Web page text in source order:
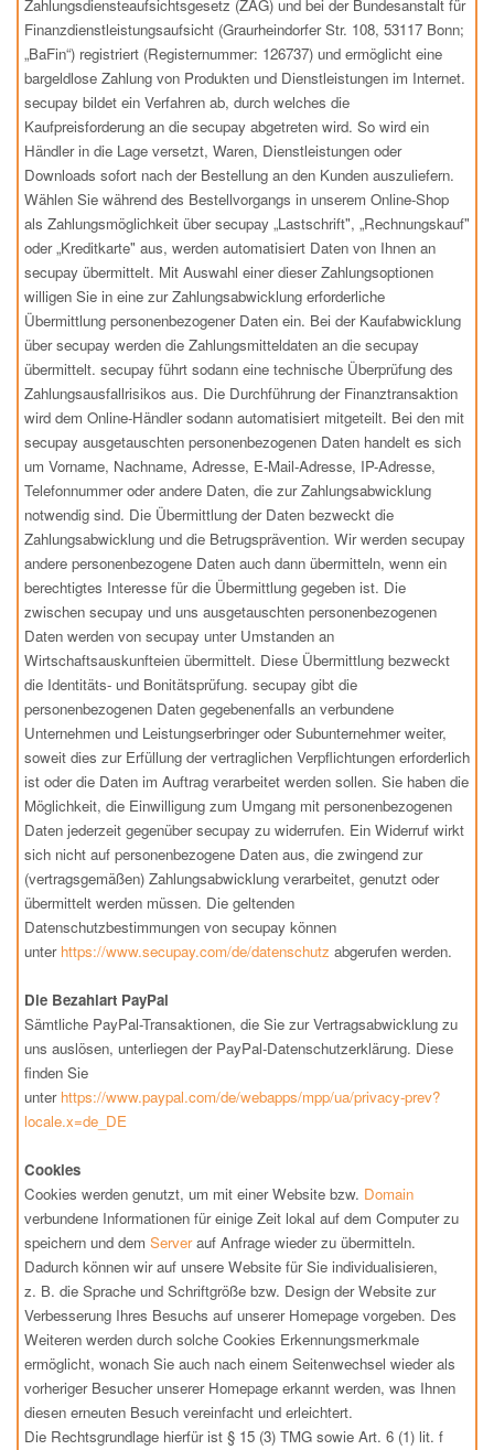
Zahlungsdiensteaufsichtsgesetz (ZAG) und bei der Bundesanstalt für
Finanzdienstleistungsaufsicht (Graurheindorfer Str. 108, 53117 Bonn;
„BaFin“) registriert (Registernummer: 126737) und ermöglicht eine
bargeldlose Zahlung von Produkten und Dienstleistungen im Internet.
secupay bildet ein Verfahren ab, durch welches die
Kaufpreisforderung an die secupay abgetreten wird. So wird ein
Händler in die Lage versetzt, Waren, Dienstleistungen oder
Downloads sofort nach der Bestellung an den Kunden auszuliefern.
Wählen Sie während des Bestellvorgangs in unserem Online-Shop
als Zahlungsmöglichkeit über secupay „Lastschrift", „Rechnungskauf"
oder „Kreditkarte" aus, werden automatisiert Daten von Ihnen an
secupay übermittelt. Mit Auswahl einer dieser Zahlungsoptionen
willigen Sie in eine zur Zahlungsabwicklung erforderliche
Übermittlung personenbezogener Daten ein. Bei der Kaufabwicklung
über secupay werden die Zahlungsmitteldaten an die secupay
übermittelt. secupay führt sodann eine technische Überprüfung des
Zahlungsausfallrisikos aus. Die Durchführung der Finanztransaktion
wird dem Online-Händler sodann automatisiert mitgeteilt. Bei den mit
secupay ausgetauschten personenbezogenen Daten handelt es sich
um Vorname, Nachname, Adresse, E-Mail-Adresse, IP-Adresse,
Telefonnummer oder andere Daten, die zur Zahlungsabwicklung
notwendig sind. Die Übermittlung der Daten bezweckt die
Zahlungsabwicklung und die Betrugsprävention. Wir werden secupay
andere personenbezogene Daten auch dann übermitteln, wenn ein
berechtigtes Interesse für die Übermittlung gegeben ist. Die
zwischen secupay und uns ausgetauschten personenbezogenen
Daten werden von secupay unter Umstanden an
Wirtschaftsauskunfteien übermittelt. Diese Übermittlung bezweckt
die Identitäts- und Bonitätsprüfung. secupay gibt die
personenbezogenen Daten gegebenenfalls an verbundene
Unternehmen und Leistungserbringer oder Subunternehmer weiter,
soweit dies zur Erfüllung der vertraglichen Verpflichtungen erforderlich
ist oder die Daten im Auftrag verarbeitet werden sollen. Sie haben die
Möglichkeit, die Einwilligung zum Umgang mit personenbezogenen
Daten jederzeit gegenüber secupay zu widerrufen. Ein Widerruf wirkt
sich nicht auf personenbezogene Daten aus, die zwingend zur
(vertragsgemäßen) Zahlungsabwicklung verarbeitet, genutzt oder
übermittelt werden müssen. Die geltenden
Datenschutzbestimmungen von secupay können
unter https://www.secupay.com/de/datenschutz abgerufen werden.
Die Bezahlart PayPal
Sämtliche PayPal-Transaktionen, die Sie zur Vertragsabwicklung zu
uns auslösen, unterliegen der PayPal-Datenschutzerklärung. Diese
finden Sie
unter https://www.paypal.com/de/webapps/mpp/ua/privacy-prev?
locale.x=de_DE
Cookies
Cookies werden genutzt, um mit einer Website bzw. Domain
verbundene Informationen für einige Zeit lokal auf dem Computer zu
speichern und dem Serverauf Anfrage wieder zu übermitteln.
Dadurch können wir auf unsere Website für Sie individualisieren,
z. B. die Sprache und Schriftgröße bzw. Design der Website zur
Verbesserung Ihres Besuchs auf unserer Homepage vorgeben. Des
Weiteren werden durch solche Cookies Erkennungsmerkmale
ermöglicht, wonach Sie auch nach einem Seitenwechsel wieder als
vorheriger Besucher unserer Homepage erkannt werden, was Ihnen
diesen erneuten Besuch vereinfacht und erleichtert.
Die Rechtsgrundlage hierfür ist § 15 (3) TMG sowie Art. 6 (1) lit. f